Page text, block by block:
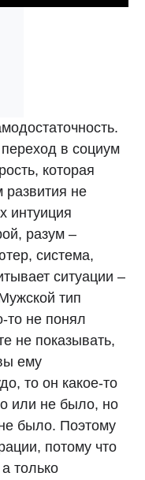
в социум
которая
не
интуиция
разум –
система,
ситуации –
тип
то не понял
не показывать,
ему
то он какое-то
или не было, но
было. Поэтому
потому что
только